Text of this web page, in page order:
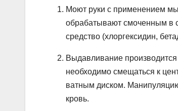
Моют руки с применением
обрабатывают смоченным в
средство (хлоргексидин,
Выдавливание
необходимо смещаться к
ватным диском.
кровь.